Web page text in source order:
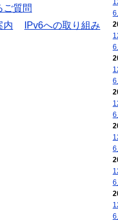
ご質問
内
IPv6への取り組み
6
6
6
6
6
6
6